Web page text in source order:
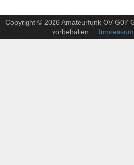
Copyright © 2026 Amateurfunk OV-G07
vorbehalten .